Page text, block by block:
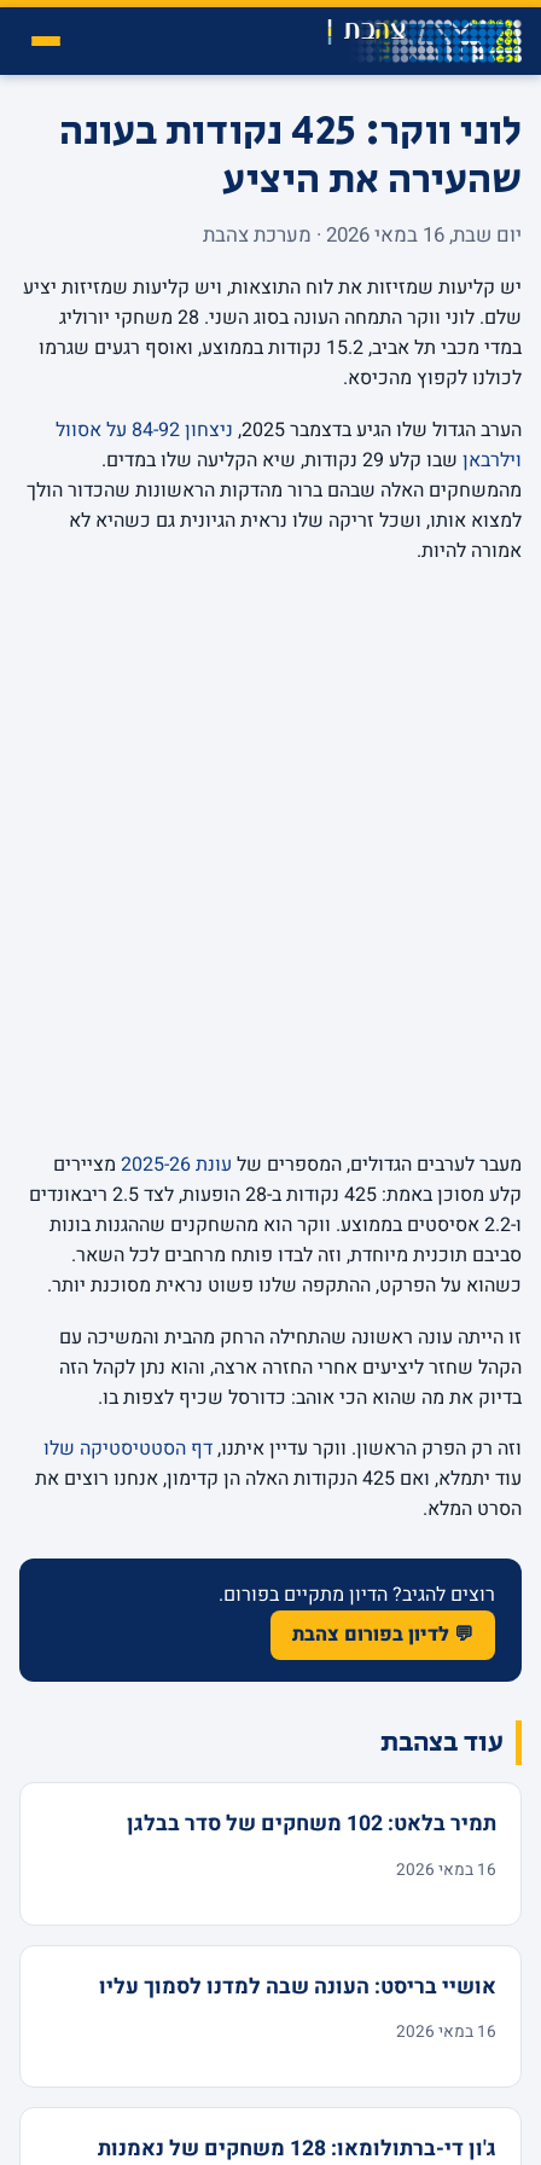
לוני ווקר: 425 נקודות בעונה
שהעירה את היציע
יום שבת, 16 במאי 2026 · מערכת צהבת
יש קליעות שמזיזות את לוח התוצאות, ויש קליעות שמזיזות יציע
שלם. לוני ווקר התמחה העונה בסוג השני. 28 משחקי יורוליג
במדי מכבי תל אביב, 15.2 נקודות בממוצע, ואוסף רגעים שגרמו
לכולנו לקפוץ מהכיסא.
הערב הגדול שלו הגיע בדצמבר 2025,
ניצחון 84-92 על אסוול
וילרבאן
שבו קלע 29 נקודות, שיא הקליעה שלו במדים.
מהמשחקים האלה שבהם ברור מהדקות הראשונות שהכדור הולך
למצוא אותו, ושכל זריקה שלו נראית הגיונית גם כשהיא לא
אמורה להיות.
מעבר לערבים הגדולים, המספרים של עונת 2025-26
מציירים
קלע מסוכן באמת: 425 נקודות ב-28 הופעות, לצד 2.5 ריבאונדים
ו-2.2 אסיסטים בממוצע. ווקר הוא מהשחקנים שההגנות בונות
סביבם תוכנית מיוחדת, וזה לבדו פותח מרחבים לכל השאר.
כשהוא על הפרקט, ההתקפה שלנו פשוט נראית מסוכנת יותר.
זו הייתה עונה ראשונה שהתחילה הרחק מהבית והמשיכה עם
הקהל שחזר ליציעים אחרי החזרה ארצה, והוא נתן לקהל הזה
בדיוק את מה שהוא הכי אוהב: כדורסל שכיף לצפות בו.
וזה רק הפרק הראשון. ווקר עדיין איתנו,דף הסטטיסטיקה שלו
עוד יתמלא, ואם 425 הנקודות האלה הן קדימון, אנחנו רוצים את
הסרט המלא.
רוצים להגיב? הדיון מתקיים בפורום.
💬 לדיון בפורום צהבת
עוד בצהבת
תמיר בלאט: 102 משחקים של סדר בבלגן
16 במאי 2026
אושיי בריסט: העונה שבה למדנו לסמוך עליו
16 במאי 2026
ג'ון די-ברתולומאו: 128 משחקים של נאמנות